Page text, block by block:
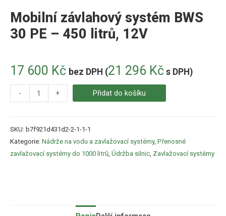
Mobilní závlahový systém BWS
30 PE – 450 litrů, 12V
17 600 Kč bez DPH (21 296 Kč s DPH)
- + Přidat do košíku
SKU: b7f921d431d2-2-1-1-1
Kategorie: Nádrže na vodu a zavlažovací systémy, Přenosné
zavlažovací systémy do 1000 litrů Údržba silnic Zavlažovací systémy